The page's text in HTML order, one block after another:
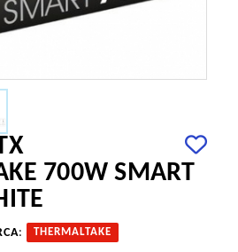
700W SMART
: THERMALTAKE